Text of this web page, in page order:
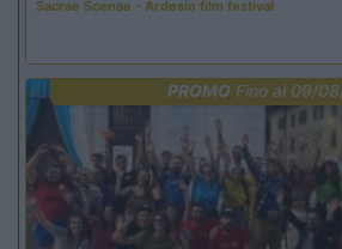
Sacrae Scenae - Ardesio film festival
PROMO Fino al 09/